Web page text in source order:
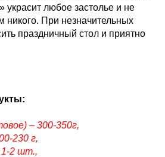
любое застолье и не
никого. При незначительных
праздничный стол и приятно
– 300-350г,
230 г,
1-2 шт.,